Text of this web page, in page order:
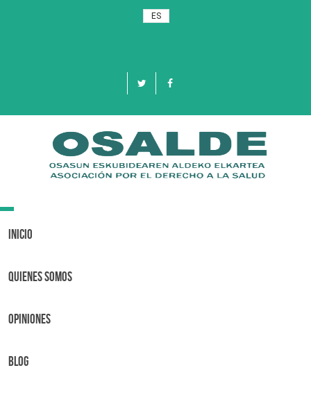
ES
Toggle
Inicio
Quienes Somos
OPINIONES
BLOG